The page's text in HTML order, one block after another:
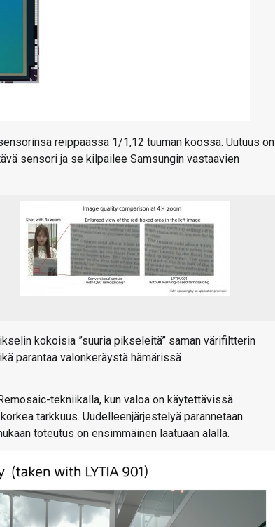
reippaassa 1/1,12 tuuman koossa. Uutuus on
sensori ja se kilpailee Samsungin vastaavien
kokoisia ”suuria pikseleitä” saman värifiltterin
parantaa valonkeräystä hämärissä
tekniikalla, kun valoa on käytettävissä
tarkkuus. Uudelleenjärjestelyä parannetaan
toteutus on ensimmäinen laatuaan alalla.